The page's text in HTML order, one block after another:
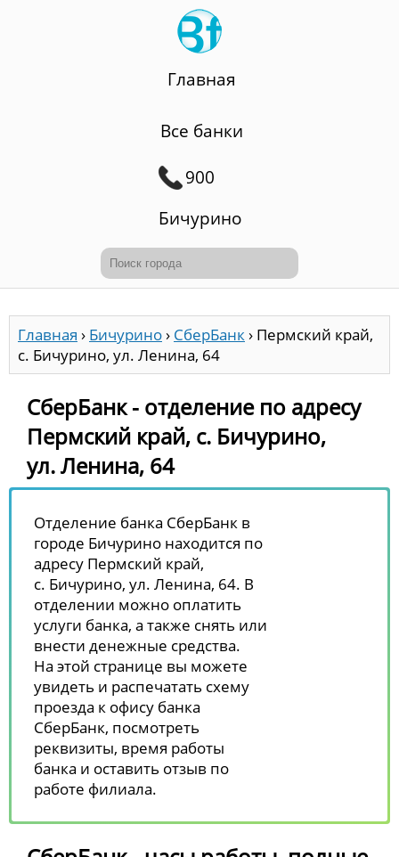
Главная
Все банки
900
Бичурино
Главная › Бичурино› СберБанк› Пермский край,
с. Бичурино, ул. Ленина, 64
СберБанк - отделение по адресу
Пермский край, с. Бичурино,
ул. Ленина, 64
Отделение банка СберБанк в
городе Бичурино находится по
адресу Пермский край,
с. Бичурино, ул. Ленина, 64. В
отделении можно оплатить
услуги банка, а также снять или
внести денежные средства.
На этой странице вы можете
увидеть и распечатать схему
проезда к офису банка
СберБанк, посмотреть
реквизиты, время работы
банка и оставить отзыв по
работе филиала.